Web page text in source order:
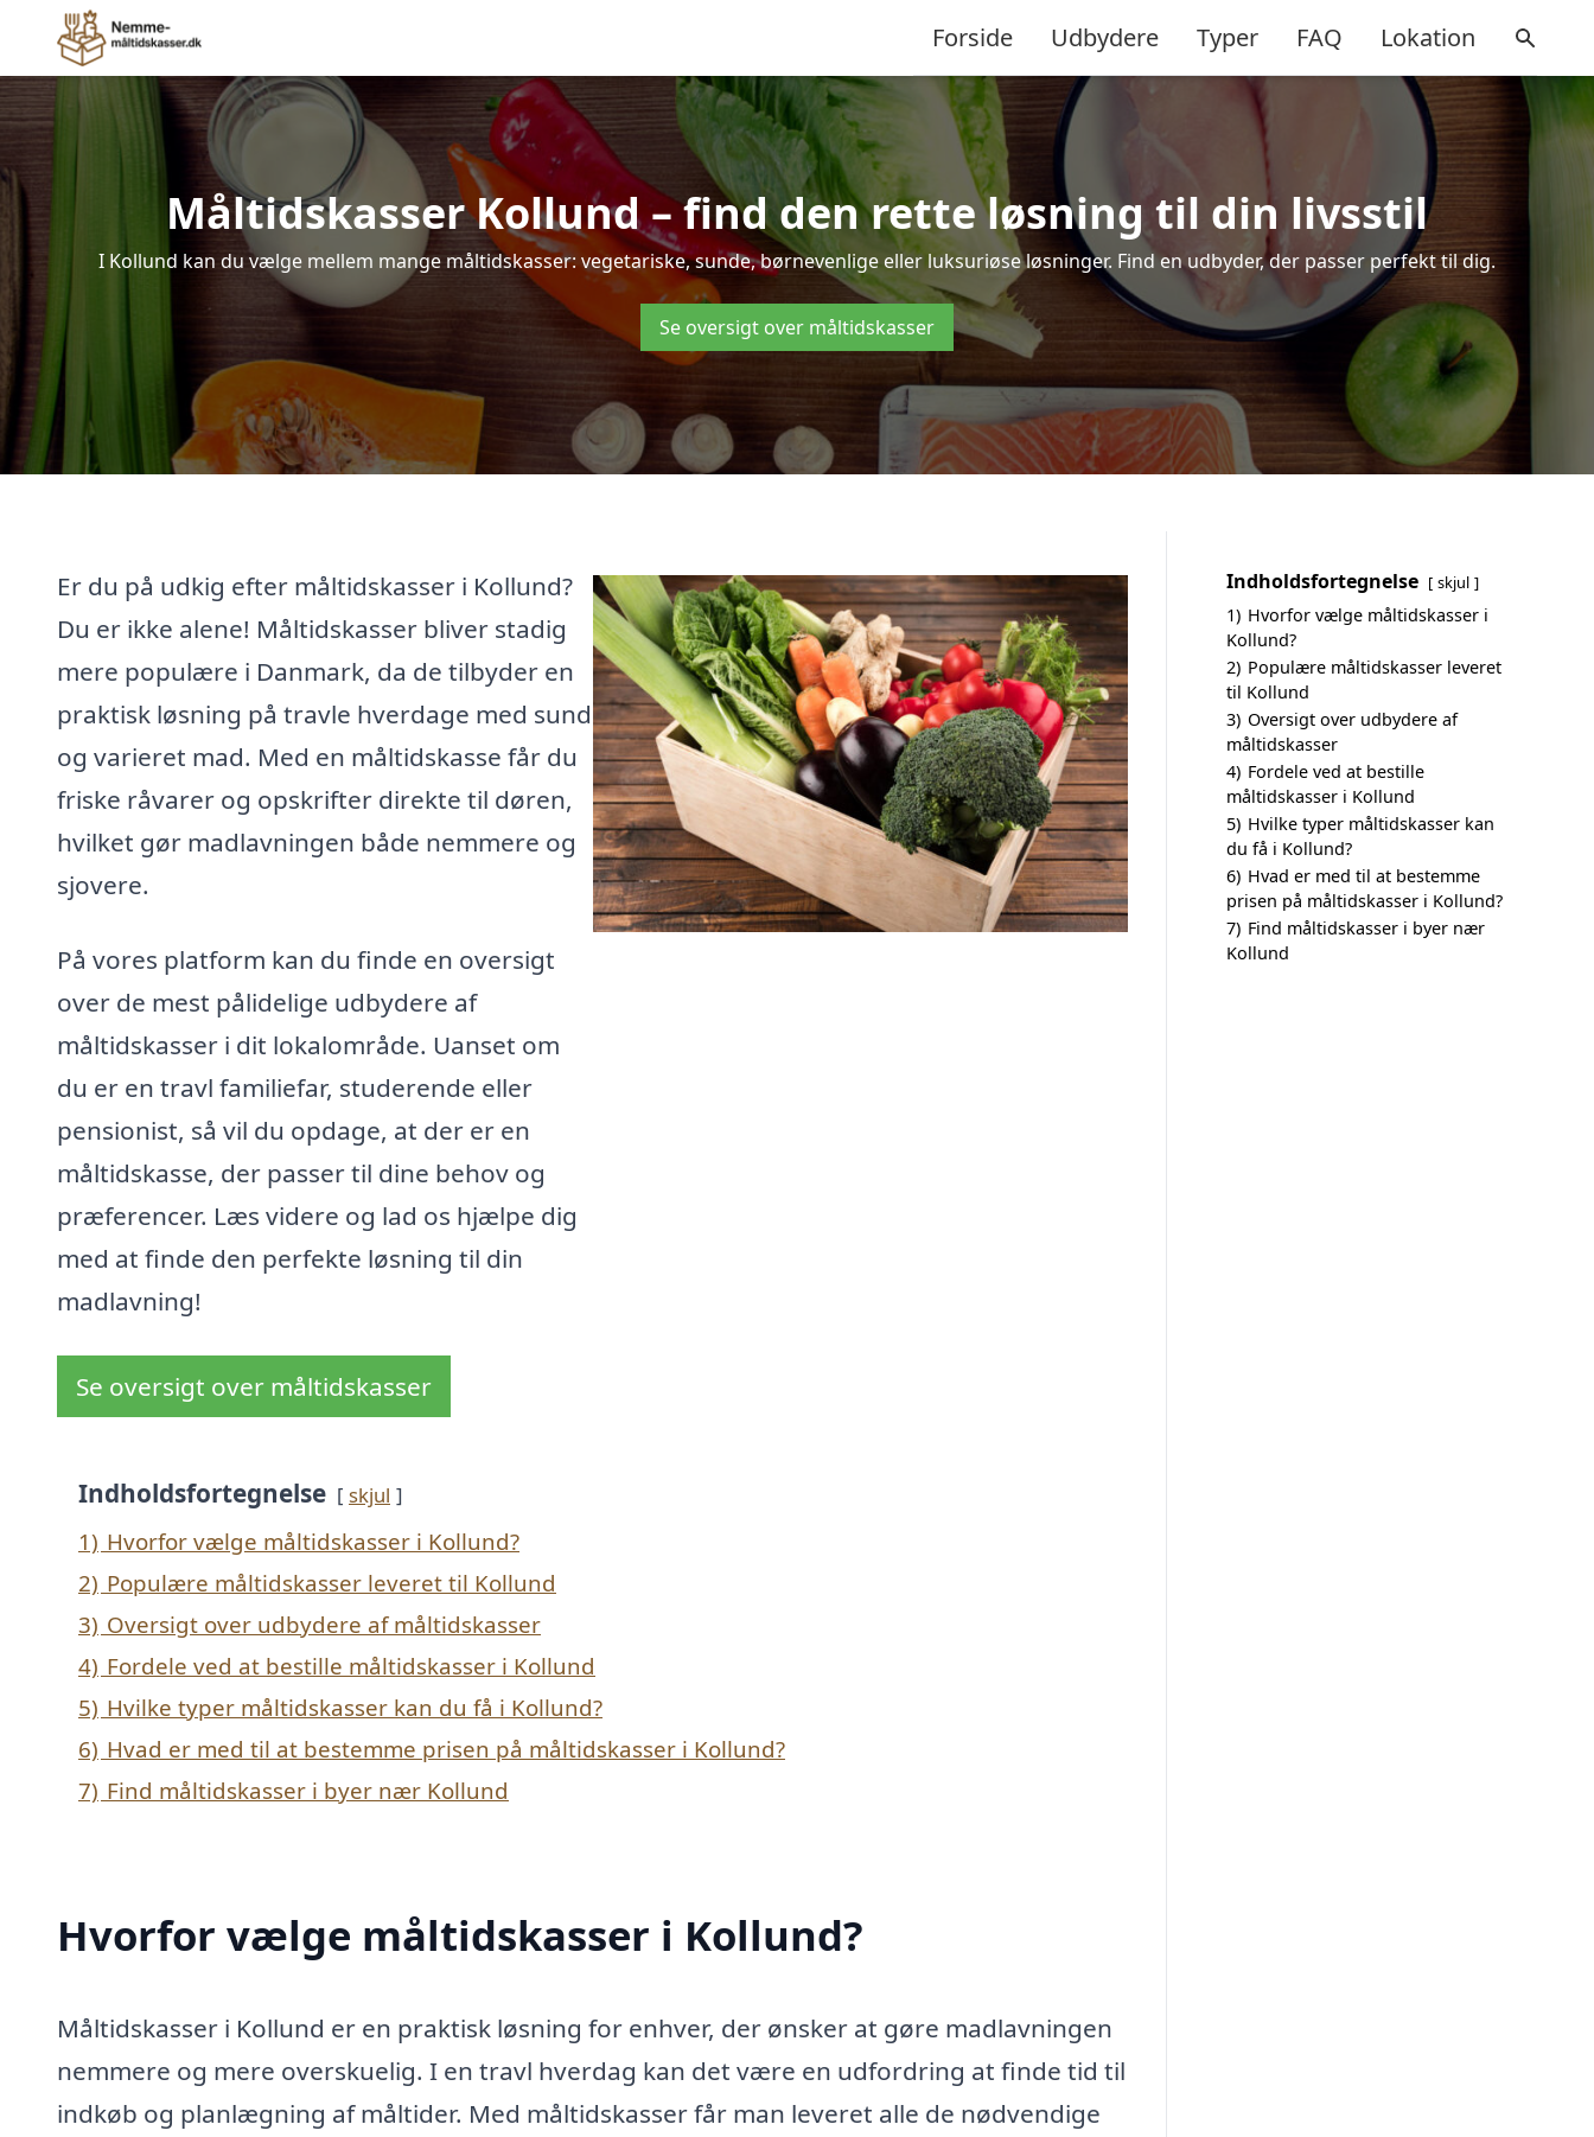
Forside Udbydere Typer FAQ Lokation
Måltidskasser Kollund – find den rette løsning til din livsstil
I Kollund kan du vælge mellem mange måltidskasser: vegetariske, sunde, børnevenlige eller luksuriøse løsninger. Find en udbyder, der passer perfekt til dig.
Se oversigt over måltidskasser
Er du på udkig efter måltidskasser i Kollund?
Du er ikke alene! Måltidskasser bliver stadig
mere populære i Danmark, da de tilbyder en
praktisk løsning på travle hverdage med sund
og varieret mad. Med en måltidskasse får du
friske råvarer og opskrifter direkte til døren,
hvilket gør madlavningen både nemmere og
sjovere.
På vores platform kan du finde en oversigt
over de mest pålidelige udbydere af
måltidskasser i dit lokalområde. Uanset om
du er en travl familiefar, studerende eller
pensionist, så vil du opdage, at der er en
måltidskasse, der passer til dine behov og
præferencer. Læs videre og lad os hjælpe dig
med at finde den perfekte løsning til din
madlavning!
Se oversigt over måltidskasser
Indholdsfortegnelse skjul
1) Hvorfor vælge måltidskasser i Kollund?
2) Populære måltidskasser leveret til Kollund
3) Oversigt over udbydere af måltidskasser
4) Fordele ved at bestille måltidskasser i Kollund
5) Hvilke typer måltidskasser kan du få i Kollund?
6) Hvad er med til at bestemme prisen på måltidskasser i Kollund?
7) Find måltidskasser i byer nær Kollund
Hvorfor vælge måltidskasser i Kollund?
Måltidskasser i Kollund er en praktisk løsning for enhver, der ønsker at gøre madlavningen
nemmere og mere overskuelig. I en travl hverdag kan det være en udfordring at finde tid til
indkøb og planlægning af måltider. Med måltidskasser får man leveret alle de nødvendige
Indholdsfortegnelse skjul
1) Hvorfor vælge måltidskasser i
Kollund?
2) Populære måltidskasser leveret
til Kollund
3) Oversigt over udbydere af
måltidskasser
4) Fordele ved at bestille
måltidskasser i Kollund
5) Hvilke typer måltidskasser kan
du få i Kollund?
6) Hvad er med til at bestemme
prisen på måltidskasser i Kollund?
7) Find måltidskasser i byer nær
Kollund